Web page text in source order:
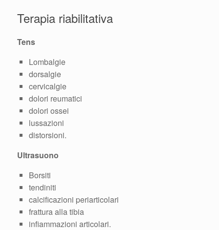
Terapia riabilitativa
Tens
Lombalgie
dorsalgie
cervicalgie
dolori reumatici
dolori ossei
lussazioni
distorsioni.
Ultrasuono
Borsiti
tendiniti
calcificazioni periarticolari
frattura alla tibia
infiammazioni articolari.